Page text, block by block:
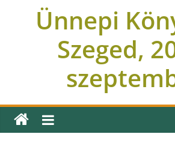
Ünnepi
Szeged,